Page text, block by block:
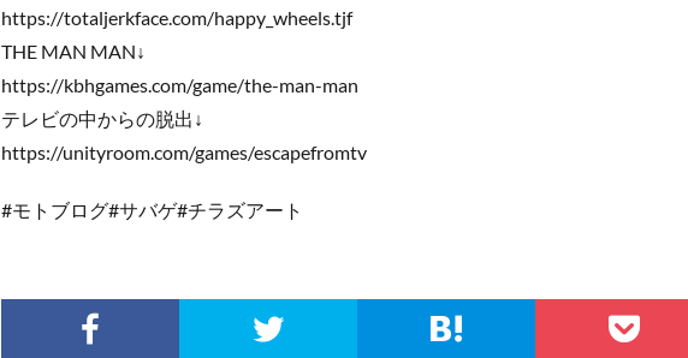
https://totaljerkface.com/happy_wheels.tjf
THE MAN MAN↓
https://kbhgames.com/game/the-man-man
テレビの中からの脱出↓
https://unityroom.com/games/escapefromtv
#モトブログ#サバゲ#チラズアート